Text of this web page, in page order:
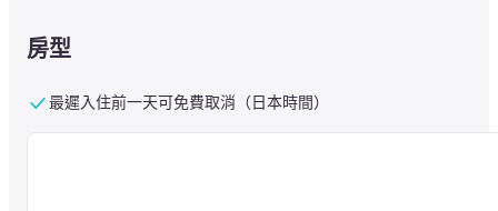
房型
最遲入住前一天可免費取消（日本時間）